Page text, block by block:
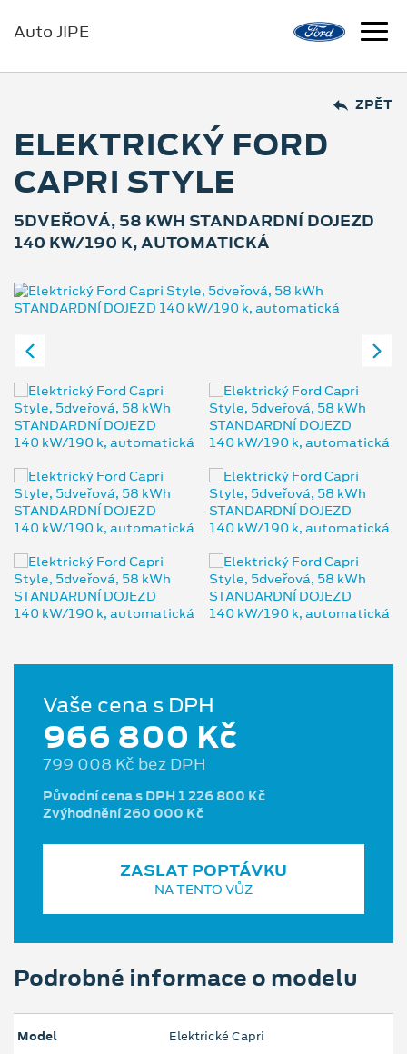
Auto JIPE
ZPĚT
ELEKTRICKÝ FORD
CAPRI STYLE
5DVEŘOVÁ, 58 KWH STANDARDNÍ DOJEZD
140 KW/190 K, AUTOMATICKÁ
Vaše cena s DPH
966 800 Kč
799 008 Kč bez DPH
Původní cena s DPH 1 226 800 Kč
Zvýhodnění 260 000 Kč
ZASLAT POPTÁVKU
NA TENTO VŮZ
Podrobné informace o modelu
Model Elektrické Capri